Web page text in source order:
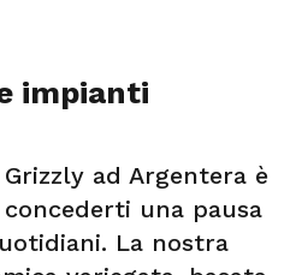
impianti
ad Argentera è
una pausa
La nostra